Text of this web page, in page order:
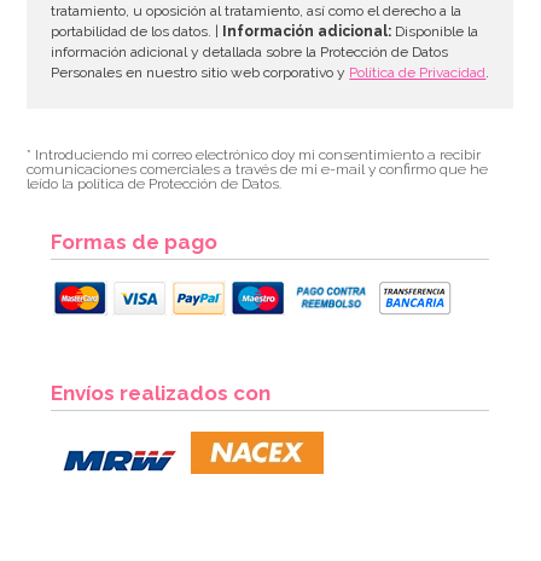
tratamiento, u oposición al tratamiento, así como el derecho a la
portabilidad de los datos. |
Información adicional: Disponible la
información adicional y detallada sobre la Protección de Datos
Personales en nuestro sitio web corporativo y Política de Privacidad.
* Introduciendo mi correo electrónico doy mi consentimiento a recibir
comunicaciones comerciales a través de mi e-mail y confirmo que he
leído la política de Protección de Datos.
Formas de pago
Envíos realizados con